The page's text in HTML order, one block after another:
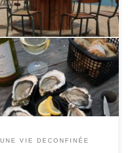
habitudes La vente à
est réouverte aux horaires
les huîtres Arin au
au port de Paimpol (samedi
à Ploubazlanec (vendredi
UNE VIE DECONFINÉE